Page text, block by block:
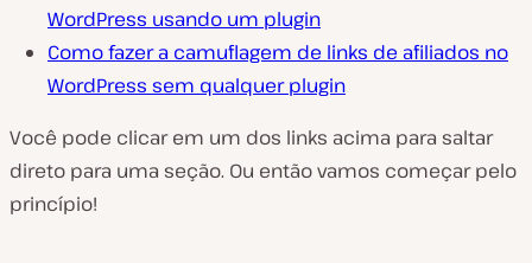
WordPress usando um plugin
Como fazer a camuflagem de links de afiliados no
WordPress sem qualquer plugin
Você pode clicar em um dos links acima para saltar
direto para uma seção. Ou então vamos começar pelo
princípio!